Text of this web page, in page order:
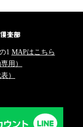
1 MAPはこちら
用）
）